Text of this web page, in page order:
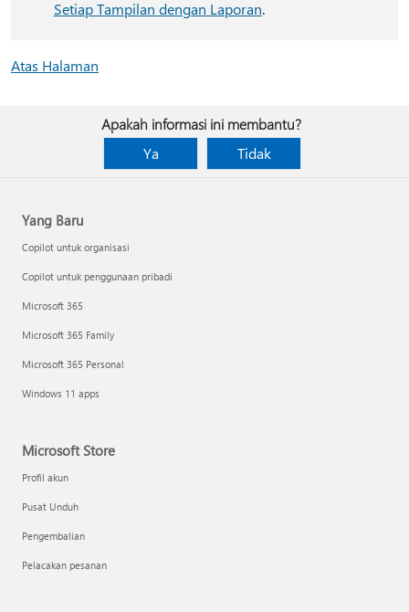
Setiap Tampilan dengan Laporan.
Atas Halaman
Apakah informasi ini membantu?
Ya
Tidak
Yang Baru
Copilot untuk organisasi
Copilot untuk penggunaan pribadi
Microsoft 365
Microsoft 365 Family
Microsoft 365 Personal
Windows 11 apps
Microsoft Store
Profil akun
Pusat Unduh
Pengembalian
Pelacakan pesanan